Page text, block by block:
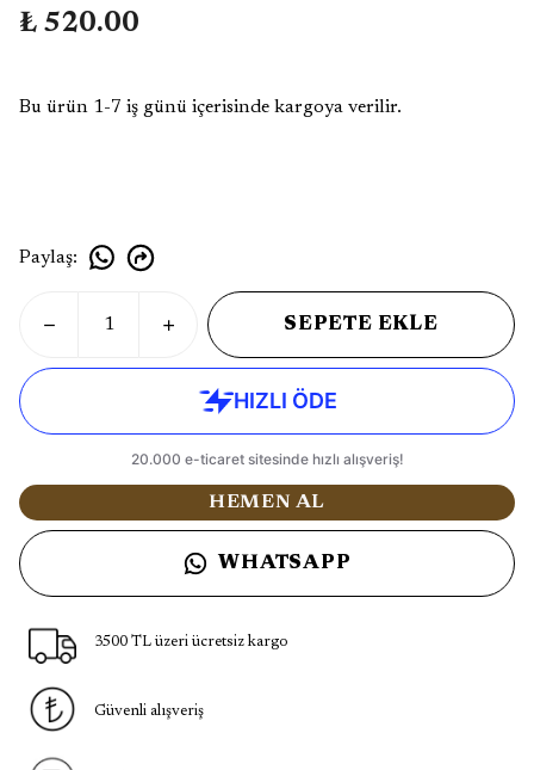
₺ 520.00
Bu ürün 1-7 iş günü içerisinde kargoya verilir.
Paylaş:
SEPETE EKLE
HEMEN AL
WHATSAPP
3500 TL üzeri ücretsiz kargo
Güvenli alışveriş